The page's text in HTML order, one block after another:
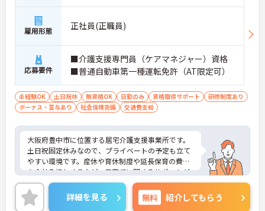
雇用形態 正社員(正職員)
応募要件
■介護支援専門員（ケアマネジャー）資格
■普通自動車第一種運転免許（AT限定可）
未経験OK 土日祝休 無資格OK 日勤のみ 資格取得サポート
研修制度あり
ボーナス・賞与あり
社会保険完備 交通費支給
大阪府豊中市に位置する居宅介護支援事業所です。
土日祝固定休みなので、プライベートの予定も立て
やすい環境です。産休や育休制度や延長保育の費用
を会社負担とするなど、子育てに関するサポートが
整えられています。ご興味をお持ちの方はお気軽に
お問い合わせください。
詳細を見る 無料 紹介してもらう